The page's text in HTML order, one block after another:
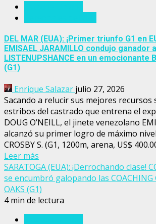
DEL MAR (EUA): ¡Primer triunfo G1 en
EMISAEL JARAMILLO condujo ganador
LISTENUPSHANCE en un emocionante
(G1)
Enrique Salazar julio 27, 2026
Sacando a relucir sus mejores recursos
estribos del castrado que entrena el
DOUG O’NEILL, el jinete venezolano
alcanzó su primer logro de máximo
CROSBY S. (G1, 1200m, arena, US$
Leer más
SARATOGA (EUA): ¡Derrochando clase!
se encumbró galopando las COACHING
OAKS (G1)
4 min de lectura